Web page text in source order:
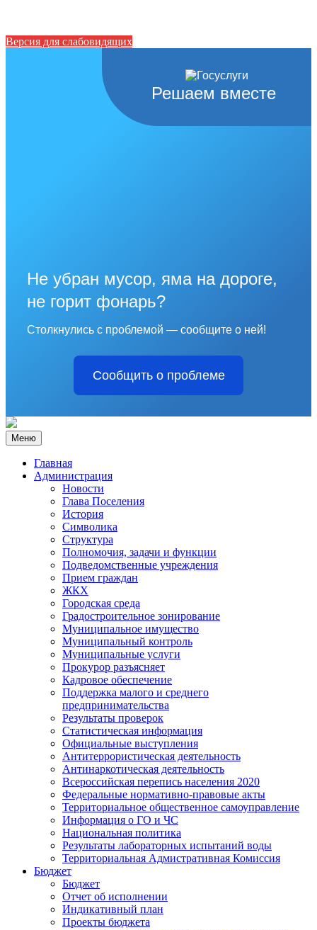
Версия для слабовидящих
Решаем вместе
Не убран мусор, яма на дороге,
не горит фонарь?
Столкнулись с проблемой — сообщите о ней!
Сообщить о проблеме
Меню
Главная
Администрация
Новости
Глава Поселения
История
Символика
Структура
Полномочия, задачи и функции
Подведомственные учреждения
Прием граждан
ЖКХ
Городская среда
Градостроительное зонирование
Муниципальное имущество
Муниципальный контроль
Муниципальные услуги
Прокурор разъясняет
Кадровое обеспечение
Поддержка малого и среднего
предпринимательства
Результаты проверок
Статистическая информация
Официальные выступления
Антитеррористическая деятельность
Антинаркотическая деятельность
Всероссийская перепись населения 2020
Федеральные нормативно-правовые акты
Территориальное общественное самоуправление
Информация о ГО и ЧС
Национальная политика
Результаты лабораторных испытаний воды
Территориальная Адмистративная Комиссия
Бюджет
Бюджет
Отчет об исполнении
Индикативный план
Проекты бюджета